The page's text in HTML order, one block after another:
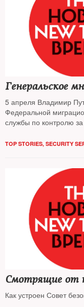
Генеральское
5 апреля Владимир
Федеральной
службы по контролю
Константин
TOP STORIES, SECURITY
Как устроен Совет